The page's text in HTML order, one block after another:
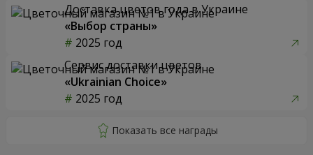
Доставка цветов года в Украине
«Выбор страны»
2025 год
Сервис доставки цветов
«Ukrainian Choice»
2025 год